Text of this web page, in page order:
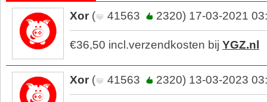
Xor ( 41563 2320) 17-03-2021
€36,50 incl.verzendkosten bij YGZ.nl
Xor ( 41563 2320) 13-03-2023